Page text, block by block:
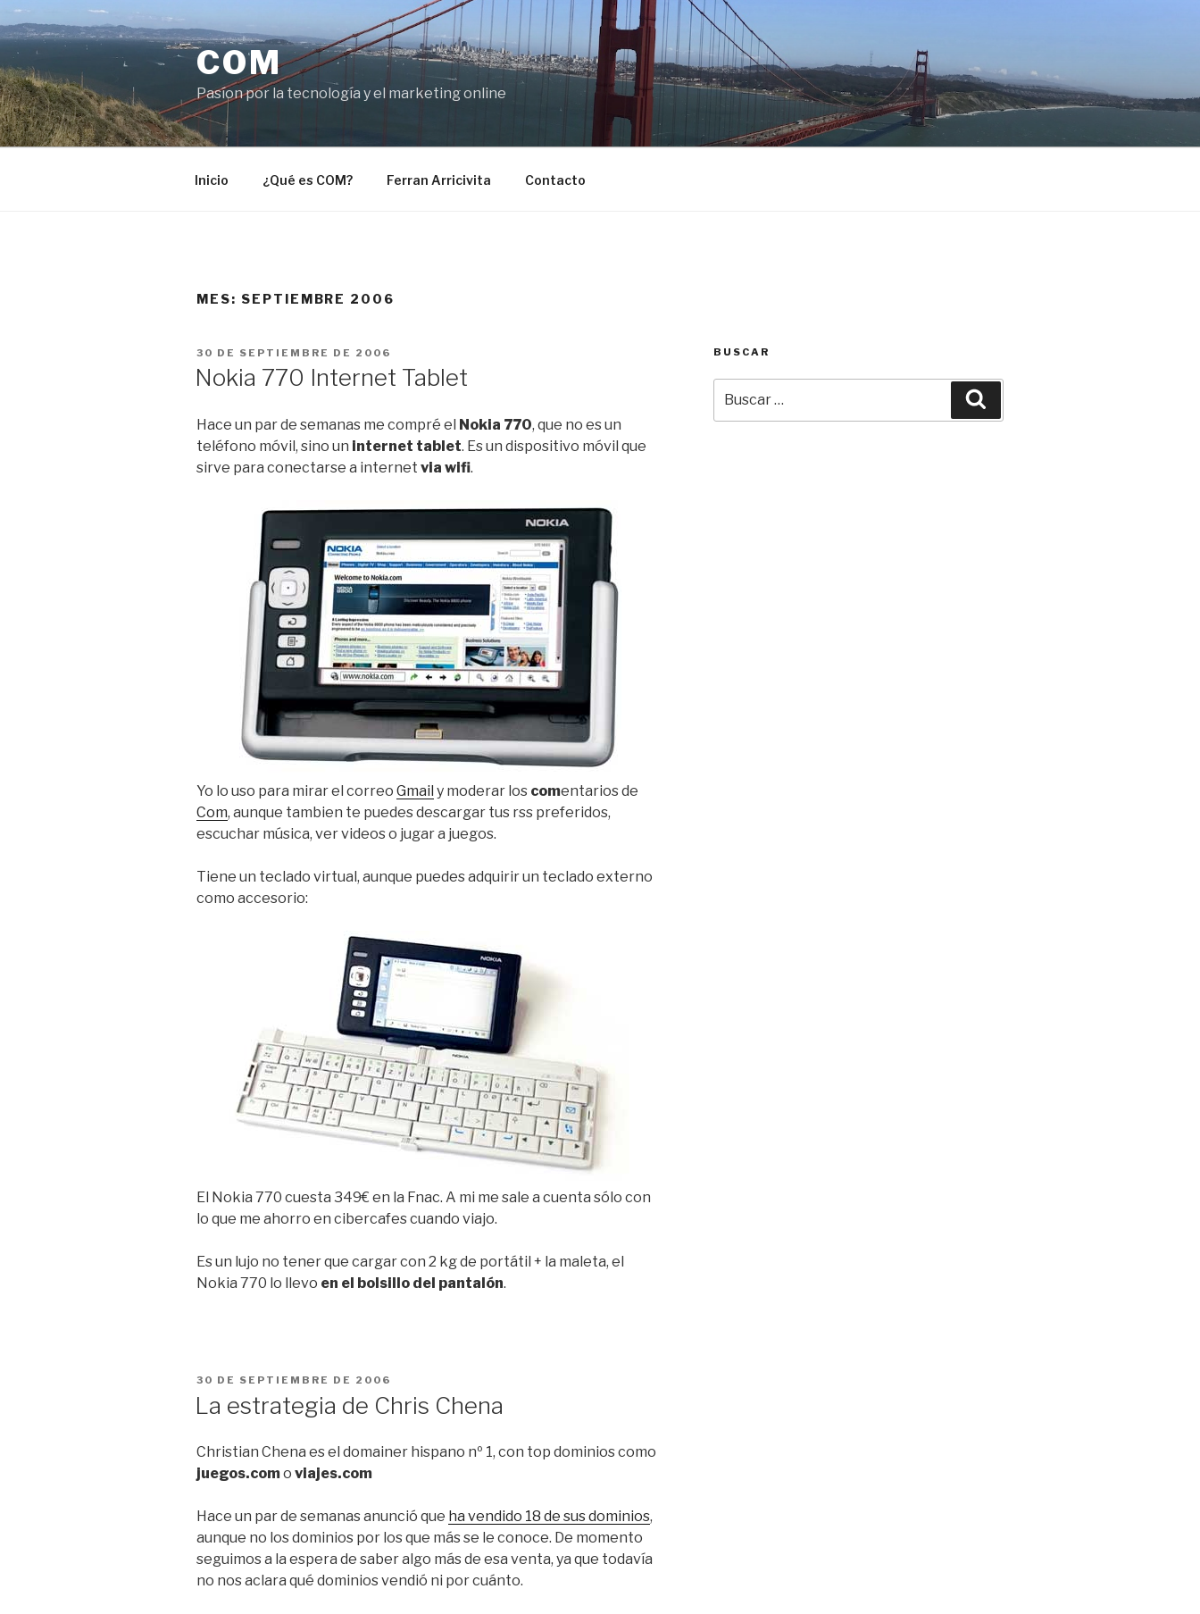
Saltar
al
contenido
COM
Pasíon por la tecnología y el marketing online
Inicio ¿Qué es COM? Ferran Arricivita Contacto
MES: SEPTIEMBRE 2006
PUBLICADO
30 DE SEPTIEMBRE DE 2006
Nokia 770 Internet Tablet
Hace un par de semanas me compré el Nokia 770, que no es un
teléfono móvil, sino un internet tablet. Es un dispositivo móvil que
sirve para conectarse a internet via wifi.
Yo lo uso para mirar el correo Gmail y moderar los comentarios de
Com, aunque tambien te puedes descargar tus rss preferidos,
escuchar música, ver videos o jugar a juegos.
Tiene un teclado virtual, aunque puedes adquirir un teclado externo
como accesorio:
El Nokia 770 cuesta 349€ en la Fnac. A mi me sale a cuenta sólo con
lo que me ahorro en cibercafes cuando viajo.
Es un lujo no tener que cargar con 2 kg de portátil + la maleta, el
Nokia 770 lo llevo en el bolsillo del pantalón.
PUBLICADO
30 DE SEPTIEMBRE DE 2006
La estrategia de Chris Chena
Christian Chena es el domainer hispano nº 1, con top dominios como
juegos.como viajes.com
Hace un par de semanas anunció que ha vendido 18 de sus dominios,
aunque no los dominios por los que más se le conoce. De momento
seguimos a la espera de saber algo más de esa venta, ya que todavía
no nos aclara qué dominios vendió ni por cuánto.
BUSCAR
por: